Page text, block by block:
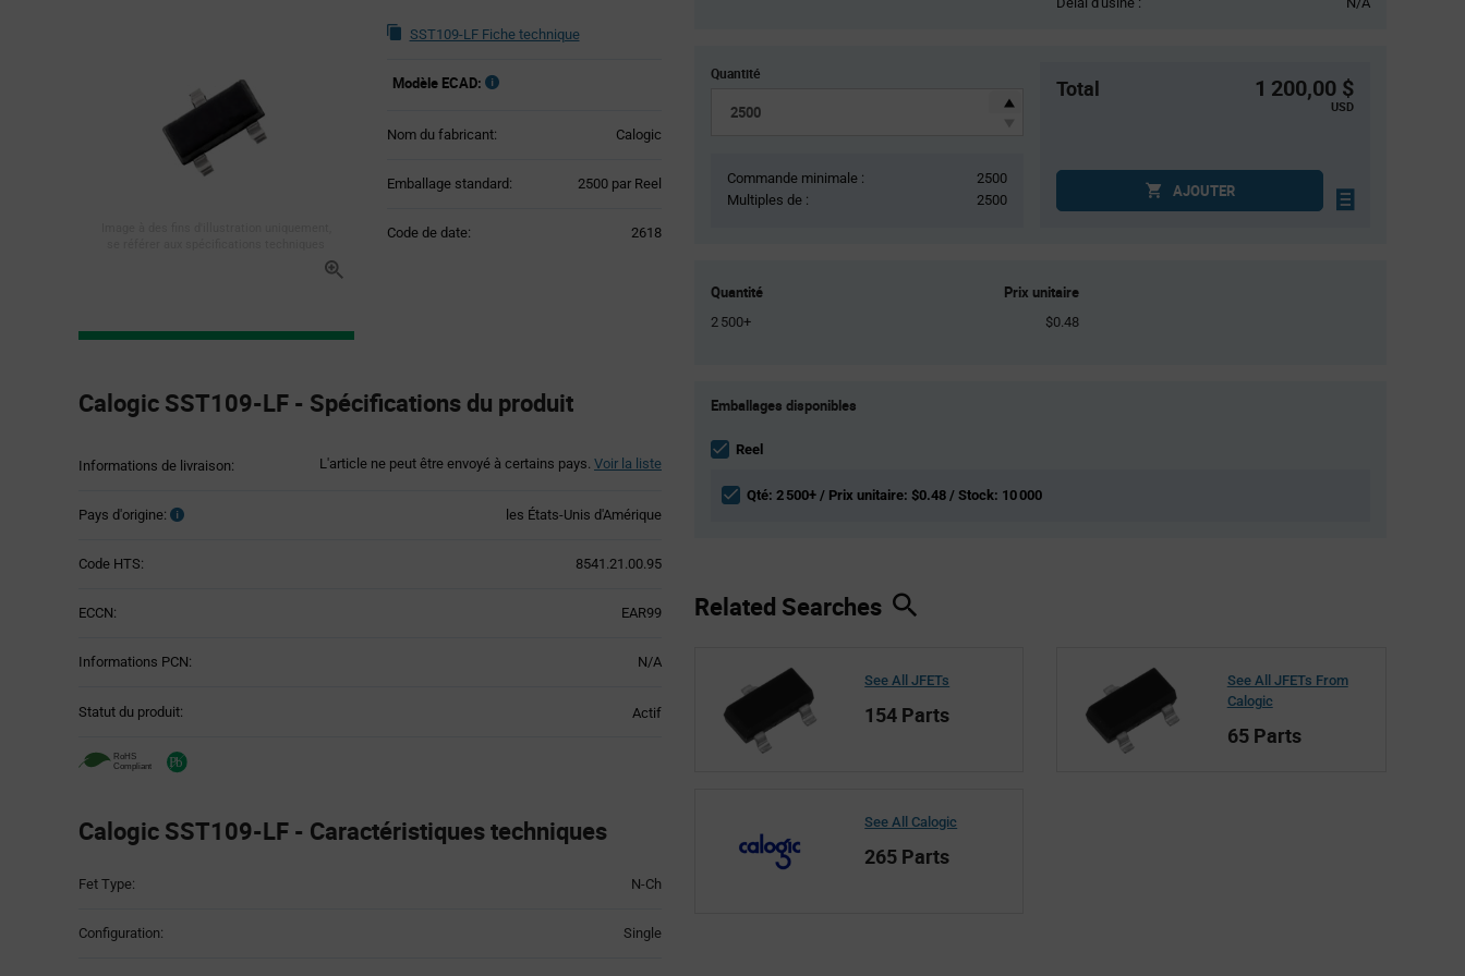
SST109-LF Fiche technique
Modèle ECAD:
Nom du fabricant: Calogic
Emballage standard: 2500 par Reel
Code de date: 2618
Specification
Section
Calogic SST109-LF - Spécifications du produit
Informations de livraison: L'article ne peut être envoyé à certains pays. Voir la liste
Pays d'origine: les États-Unis d'Amérique
Code HTS: 8541.21.00.95
ECCN: EAR99
Informations PCN: N/A
Statut du produit: Actif
Calogic SST109-LF - Caractéristiques techniques
Table
Fet Type: N-Ch
Configuration: Single
Quantité
Commande minimale :
2500
Multiples de :
2500
Total 1 200,00 $
USD
AJOUTER
Quantité Prix unitaire
2 500+ $0.48
Variant
section
Emballages disponibles
Reel
Qté: 2 500+ / Prix unitaire: $0.48 / Stock: 10 000
Related Searches
See All JFETs
154 Parts
See All JFETs From
Calogic
65 Parts
See All Calogic
265 Parts